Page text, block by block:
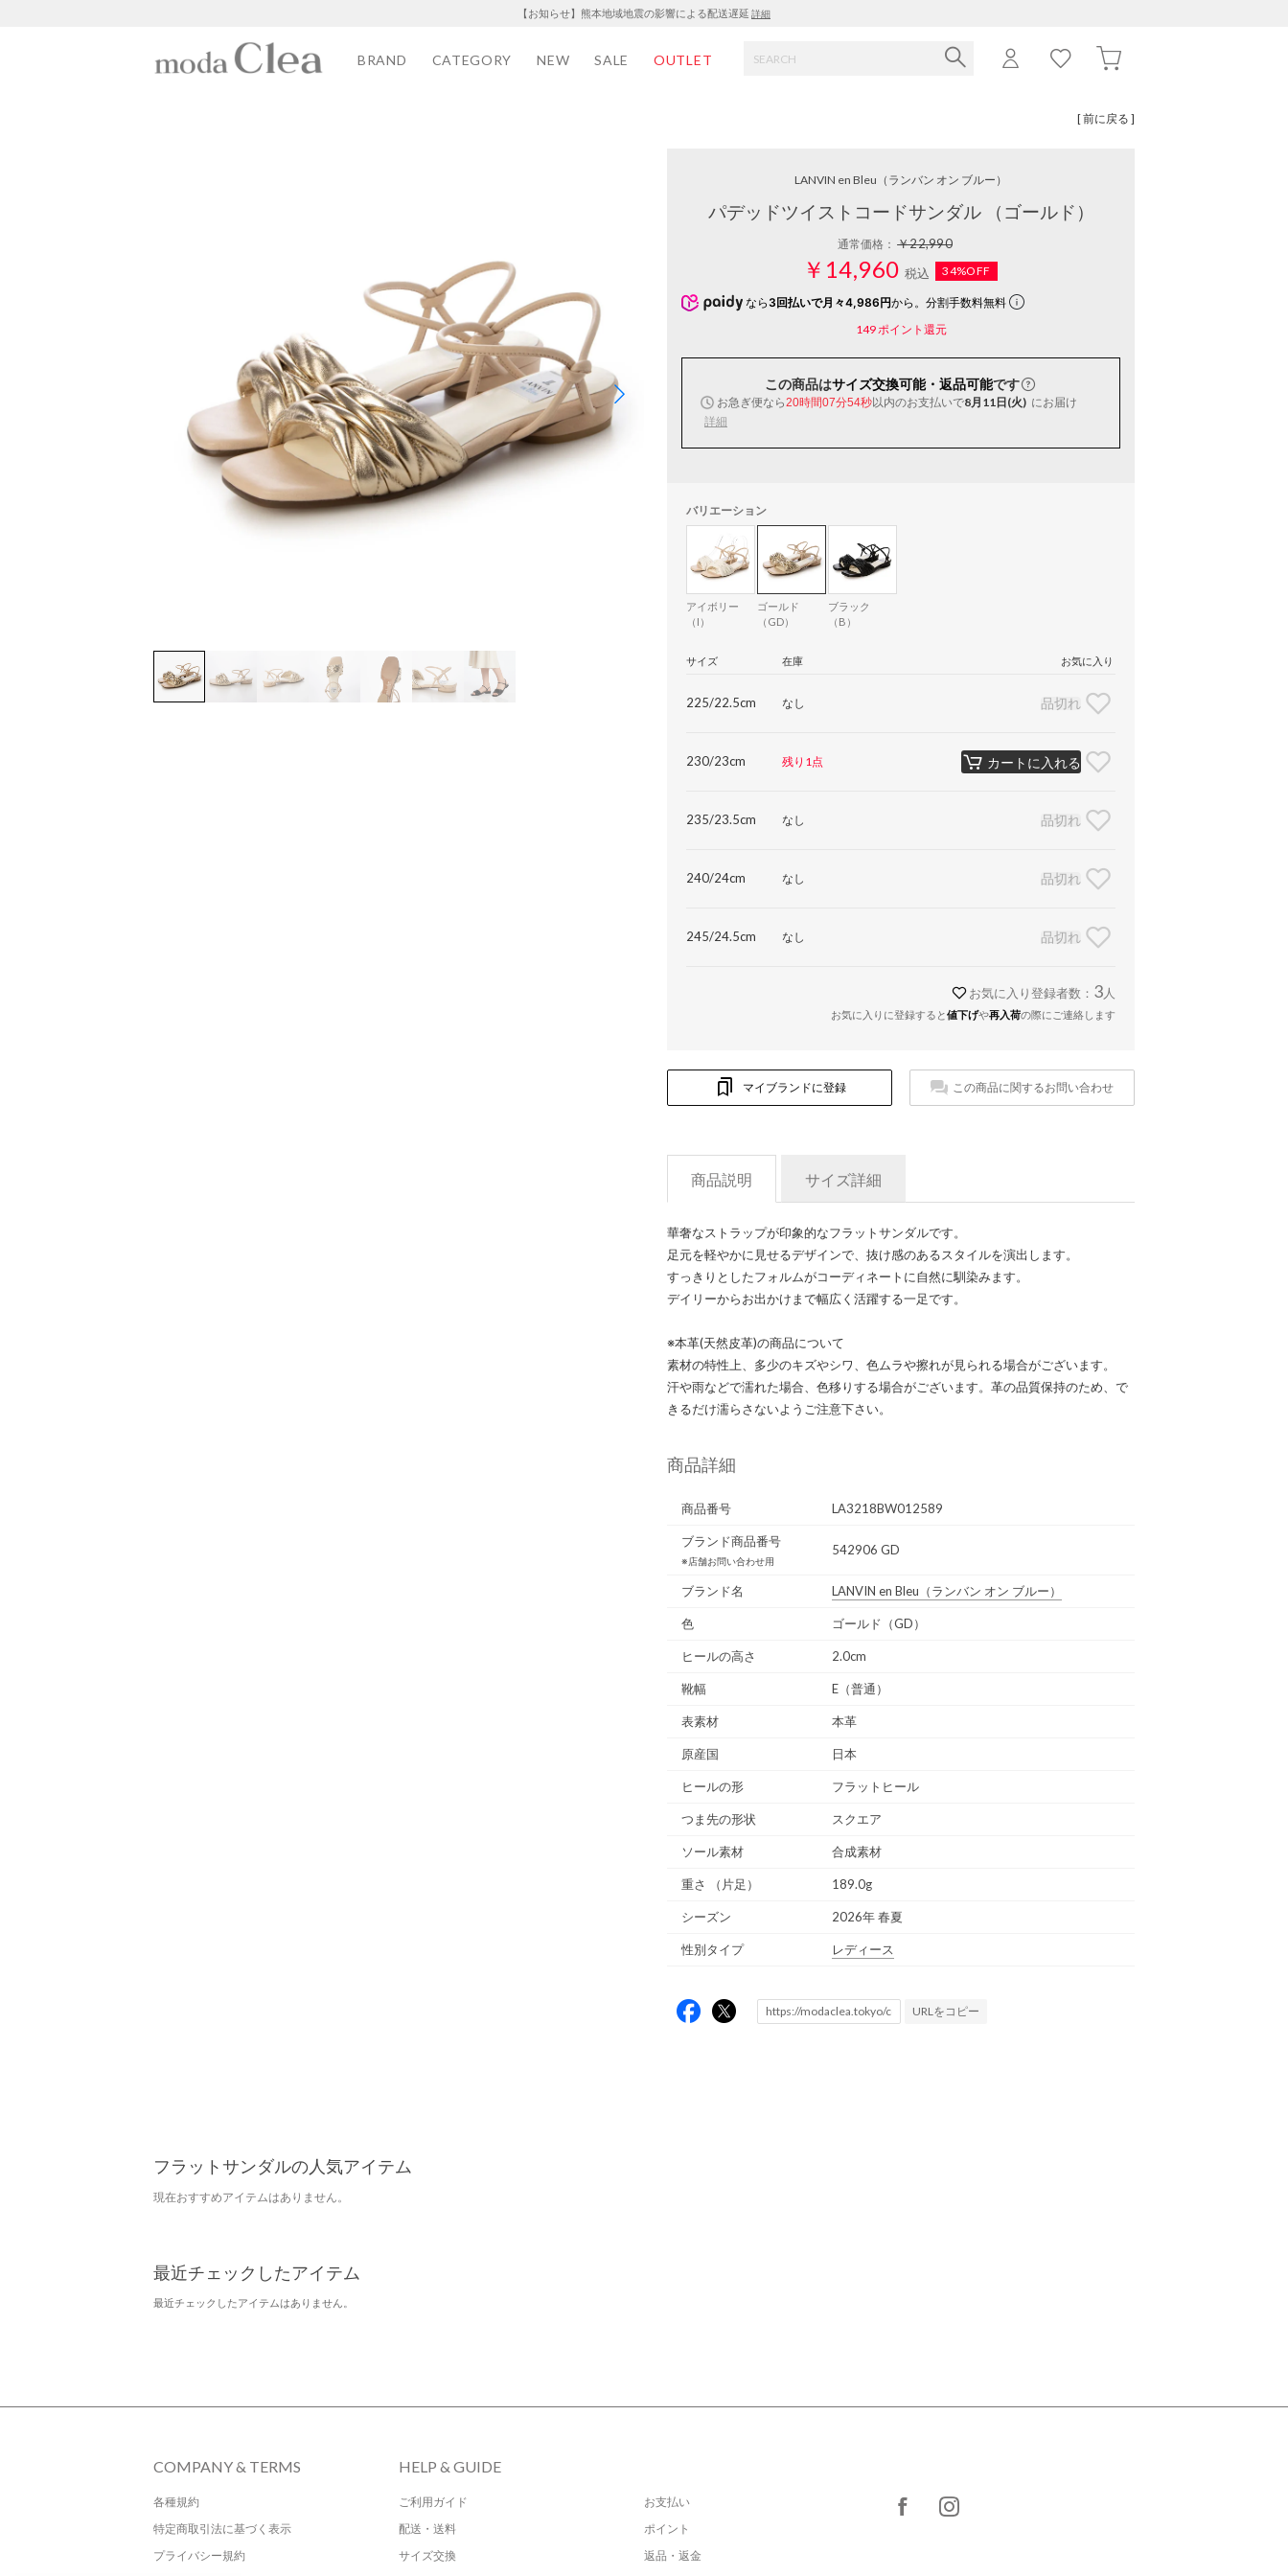
【お知らせ】熊本地域地震の影響による配送遅延 詳細
BRAND CATEGORY NEW SALE OUTLET
[ 前に戻る ]
LANVIN en Bleu （ランバン オン ブルー）
パデッドツイストコードサンダル （ゴールド）
通常価格：￥22,990
￥14,960 税込 34%OFF
なら 3回払いで月々4,986円から。分割手数料無料
149ポイント還元
この商品はサイズ交換可能・返品可能です
お急ぎ便なら20時間07分53秒以内のお支払いで8月11日(火) にお届け
詳細
バリエーション
アイボリー
（I）
ゴールド
（GD）
ブラック
（B）
サイズ 在庫 お気に入り
225/22.5cm なし 品切れ
230/23cm 残り1点 カートに入れる
235/23.5cm なし 品切れ
240/24cm なし 品切れ
245/24.5cm なし 品切れ
お気に入り登録者数： 3 人
お気に入りに登録すると値下げや再入荷の際にご連絡します
マイブランドに登録 この商品に関するお問い合わせ
商品説明 サイズ詳細
華奢なストラップが印象的なフラットサンダルです。
足元を軽やかに見せるデザインで、抜け感のあるスタイルを演出します。
すっきりとしたフォルムがコーディネートに自然に馴染みます。
デイリーからお出かけまで幅広く活躍する一足です。
※本革(天然皮革)の商品について
素材の特性上、多少のキズやシワ、色ムラや擦れが見られる場合がございます。
汗や雨などで濡れた場合、色移りする場合がございます。革の品質保持のため、で
きるだけ濡らさないようご注意下さい。
商品詳細
商品番号 LA3218BW012589
ブランド商品番号
※店舗お問い合わせ用
542906 GD
ブランド名 LANVIN en Bleu （ランバン オン ブルー）
色 ゴールド（GD）
ヒールの高さ 2.0cm
靴幅 E（普通）
表素材 本革
原産国 日本
ヒールの形 フラットヒール
つま先の形状 スクエア
ソール素材 合成素材
重さ （片足） 189.0g
シーズン 2026年 春夏
性別タイプ レディース
URLをコピー
フラットサンダルの人気アイテム
現在おすすめアイテムはありません。
最近チェックしたアイテム
最近チェックしたアイテムはありません。
COMPANY & TERMS
各種規約
特定商取引法に基づく表示
プライバシー規約
HELP & GUIDE
ご利用ガイド
配送・送料
サイズ交換
お支払い
ポイント
返品・返金